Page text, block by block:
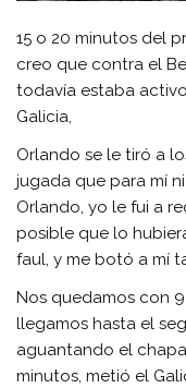
15 o 20 minutos del
creo que contra el
todavía estaba
Galicia,
Orlando se le tiró a
jugada que para mí
Orlando, yo le fui a
posible que lo
faul, y me botó a mí
Nos quedamos con
llegamos hasta el
aguantando el
minutos, metió el